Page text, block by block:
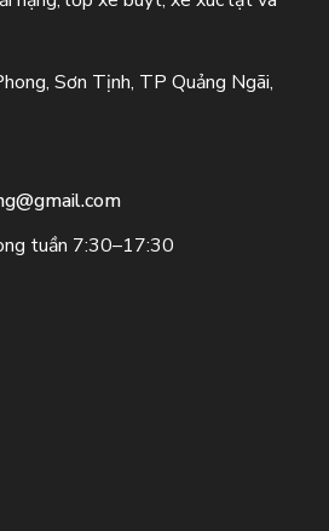
Sơn Tịnh, TP Quảng Ngãi,
tuần 7:30–17:30